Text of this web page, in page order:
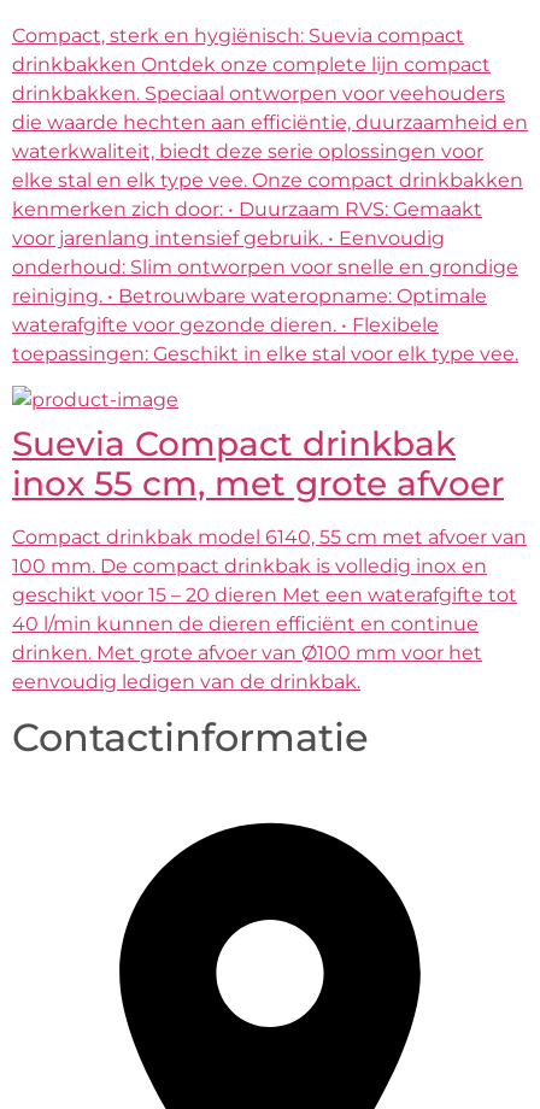
Compact, sterk en hygiënisch: Suevia compact
drinkbakken Ontdek onze complete lijn compact
drinkbakken. Speciaal ontworpen voor veehouders
die waarde hechten aan efficiëntie, duurzaamheid en
waterkwaliteit, biedt deze serie oplossingen voor
elke stal en elk type vee. Onze compact drinkbakken
kenmerken zich door: • Duurzaam RVS: Gemaakt
voor jarenlang intensief gebruik. • Eenvoudig
onderhoud: Slim ontworpen voor snelle en grondige
reiniging. • Betrouwbare wateropname: Optimale
waterafgifte voor gezonde dieren. • Flexibele
toepassingen: Geschikt in elke stal voor elk type vee.
Suevia Compact drinkbak
inox 55 cm, met grote afvoer
Compact drinkbak model 6140, 55 cm met afvoer van
100 mm. De compact drinkbak is volledig inox en
geschikt voor 15 – 20 dieren Met een waterafgifte tot
40 l/min kunnen de dieren efficiënt en continue
drinken. Met grote afvoer van Ø100 mm voor het
eenvoudig ledigen van de drinkbak.
Contactinformatie